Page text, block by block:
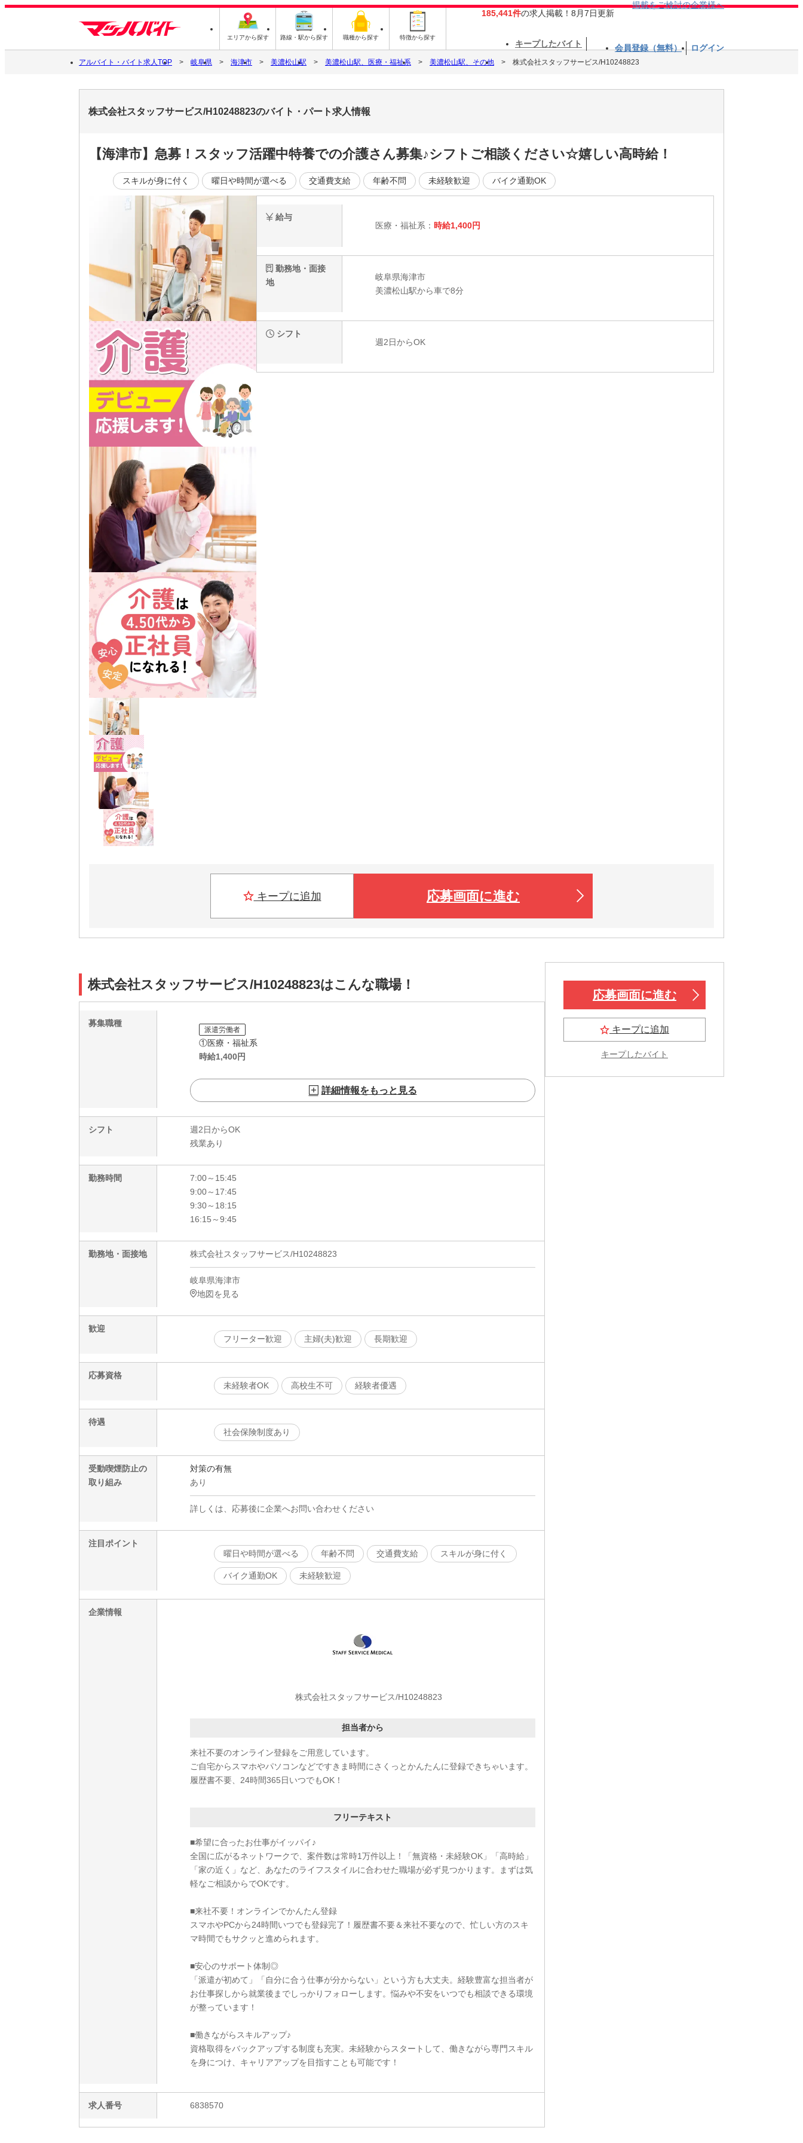
エリアから探す 路線・駅から探す 職種から探す 特徴から探す
185,441件の求人掲載！8月7日更新
掲載をご検討の企業様へ
キープしたバイト 会員登録（無料） ログイン
アルバイト・バイト求人TOP 岐阜県 海津市 美濃松山駅 美濃松山駅、医療・福祉系 美濃松山駅、その他 株式会社スタッフサービス/H10248823
株式会社スタッフサービス/H10248823のバイト・パート求人情報
【海津市】急募！スタッフ活躍中特養での介護さん募集♪シフトご相談ください☆嬉しい高時給！
スキルが身に付く 曜日や時間が選べる 交通費支給 年齢不問 未経験歓迎 バイク通勤OK
給与
医療・福祉系： 時給1,400円
勤務地・面接
地
岐阜県海津市
美濃松山駅から車で8分
シフト
週2日からOK
キープに追加 応募画面に進む
株式会社スタッフサービス/H10248823はこんな職場！
募集職種
派遣労働者
①医療・福祉系
時給1,400円
詳細情報をもっと見る
シフト
週2日からOK
残業あり
勤務時間
7:00～15:45
9:00～17:45
9:30～18:15
16:15～9:45
勤務地・面接地 株式会社スタッフサービス/H10248823
岐阜県海津市
地図を見る
歓迎
フリーター歓迎
主婦(夫)歓迎 長期歓迎
応募資格
未経験者OK
高校生不可 経験者優遇
待遇
社会保険制度あり
受動喫煙防止の
取り組み
対策の有無
あり
詳しくは、応募後に企業へお問い合わせください
注目ポイント
曜日や時間が選べる
年齢不問 交通費支給 スキルが身に付く
バイク通勤OK 未経験歓迎
企業情報
株式会社スタッフサービス/H10248823
担当者から
来社不要のオンライン登録をご用意しています。
ご自宅からスマホやパソコンなどですきま時間にさくっとかんたんに登録できちゃいます。
履歴書不要、24時間365日いつでもOK！
フリーテキスト
■希望に合ったお仕事がイッパイ♪
全国に広がるネットワークで、案件数は常時1万件以上！「無資格・未経験OK」「高時給」
「家の近く」など、あなたのライフスタイルに合わせた職場が必ず見つかります。まずは気
軽なご相談からでOKです。
■来社不要！オンラインでかんたん登録
スマホやPCから24時間いつでも登録完了！履歴書不要＆来社不要なので、忙しい方のスキ
マ時間でもサクッと進められます。
■安心のサポート体制◎
「派遣が初めて」「自分に合う仕事が分からない」という方も大丈夫。経験豊富な担当者が
お仕事探しから就業後までしっかりフォローします。悩みや不安をいつでも相談できる環境
が整っています！
■働きながらスキルアップ♪
資格取得をバックアップする制度も充実。未経験からスタートして、働きながら専門スキル
を身につけ、キャリアアップを目指すことも可能です！
求人番号 6838570
応募画面に進む
キープに追加
キープしたバイト